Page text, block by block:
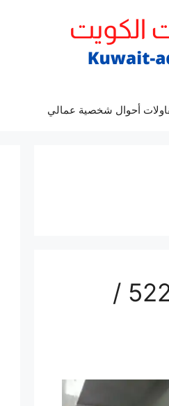
أحوال شخصية عمالي
رقم فني تركيب مداخن الجليعة / 52227350 /